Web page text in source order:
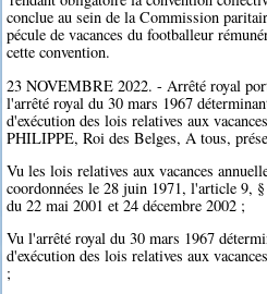
conclue au sein de la Commission
pécule de vacances du footballeur
cette convention.
23 NOVEMBRE 2022. - Arrêté royal
l'arrêté royal du 30 mars 1967
d'exécution des lois relatives aux
PHILIPPE, Roi des Belges, A tous,
Vu les lois relatives aux vacances
coordonnées le 28 juin 1971, l'article 9,
du 22 mai 2001 et 24 décembre 2002 ;
Vu l'arrêté royal du 30 mars 1967
d'exécution des lois relatives aux
;